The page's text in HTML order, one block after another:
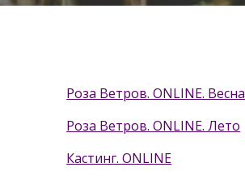
Роза Ветров. ONLINE. Весна
Роза Ветров. ONLINE. Лето
Кастинг. ONLINE